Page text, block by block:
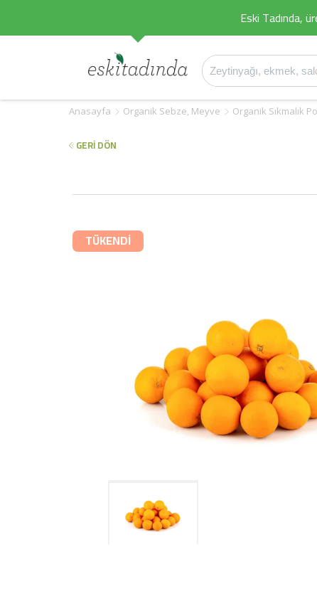
Eski Tadında,
Anasayfa Organik Sebze, Meyve Organik Sıkmalık
GERİ DÖN
TÜKENDİ